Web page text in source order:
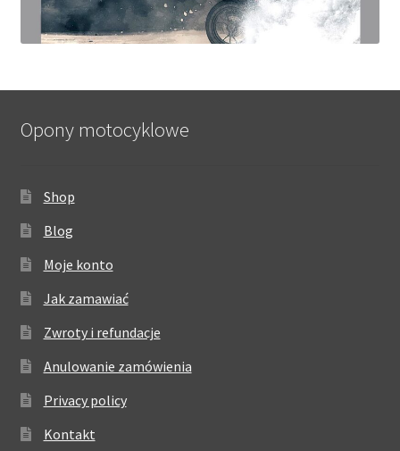
Opony motocyklowe
Shop
Blog
Moje konto
Jak zamawiać
Zwroty i refundacje
Anulowanie zamówienia
Privacy policy
Kontakt